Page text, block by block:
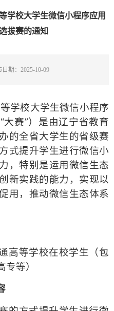
学校大学生微信小程序应用
拔赛的通知
日期：2025-10-09
学校大学生微信小程序
赛”）是由辽宁省教育
的全省大学生的省级赛
式提升学生进行微信小
，特别是运用微信生态
新实践的能力，实现以
用，推动微信生态体系
高等学校在校学生（包
等）